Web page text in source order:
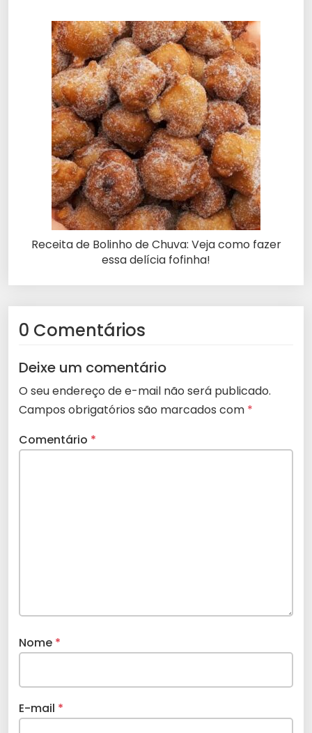
Receita de Bolinho de Chuva: Veja como fazer
essa delícia fofinha!
0 Comentários
Deixe um comentário
O seu endereço de e-mail não será publicado.
Campos obrigatórios são marcados com *
Comentário *
Nome *
E-mail *